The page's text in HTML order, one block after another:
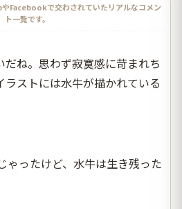
Facebookで交わされていたリアルなコメン
ト一覧です。
だね。思わず寂寞感に苛まれち
ラストには水牛が描かれている
ゃったけど、水牛は生き残った